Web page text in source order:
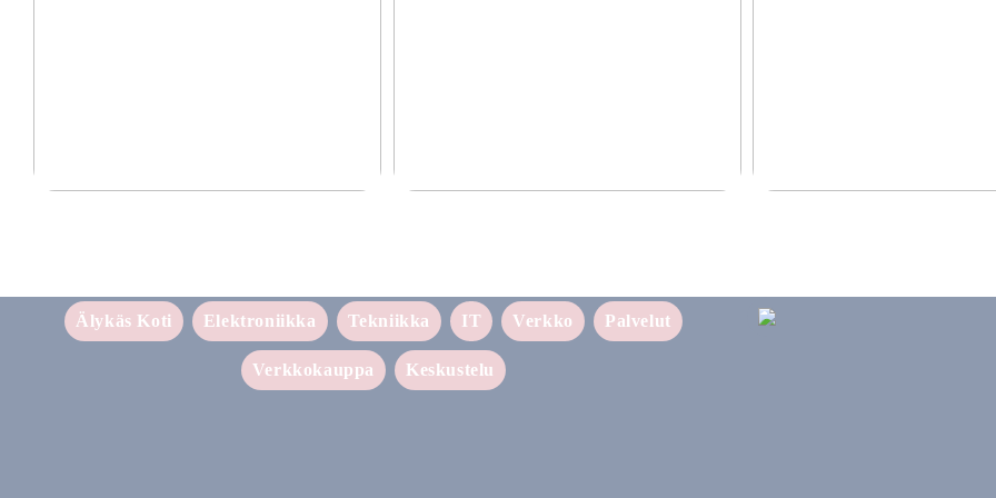
Älykäs Koti Elektroniikka Tekniikka IT Verkko Palvelut
Verkkokauppa Keskustelu